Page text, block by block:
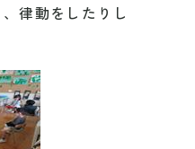
律動をしたりし